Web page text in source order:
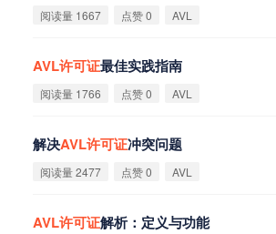
阅读量 1667 点赞 0 AVL
AVL许可证最佳实践指南
阅读量 1766 点赞 0 AVL
解决AVL许可证冲突问题
阅读量 2477 点赞 0 AVL
AVL许可证解析：定义与功能